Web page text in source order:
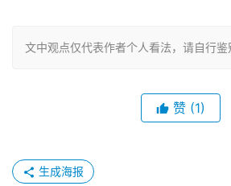
文中观点仅代表作者个人看法，请自行鉴
赞 (1)
生成海报